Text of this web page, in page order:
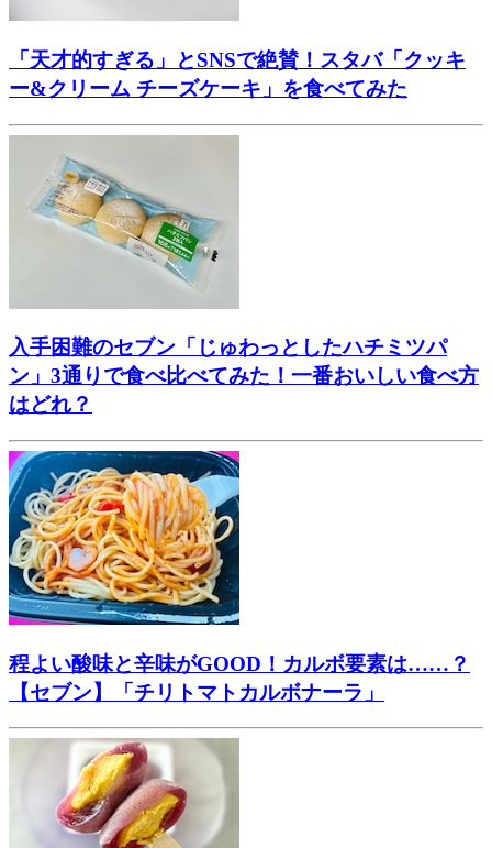
「天才的すぎる」とSNSで絶賛！スタバ「クッキ
ー&クリーム チーズケーキ」を食べてみた
入手困難のセブン「じゅわっとしたハチミツパ
ン」3通りで食べ比べてみた！一番おいしい食べ方
はどれ？
程よい酸味と辛味がGOOD！カルボ要素は……？
【セブン】「チリトマトカルボナーラ」